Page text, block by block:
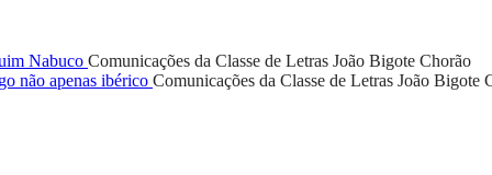
Nabuco Comunicações da Classe de Letras João Bigote Chorão
não apenas ibérico Comunicações da Classe de Letras João Bigote